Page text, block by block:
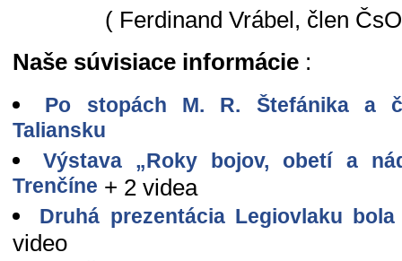
( Ferdinand Vrábel, člen
Naše súvisiace informácie :
Po stopách M. R. Štefánika a
Taliansku
Výstava „Roky bojov, obetí a
Trenčíne + 2 videa
Druhá prezentácia Legiovlaku
video